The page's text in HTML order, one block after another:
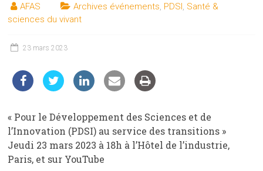
du
public
AFAS Archives événements PDSI Santé &
sciences du vivant
23 mars 2023
« Pour le Développement des Sciences et de
l’Innovation (PDSI) au service des transitions »
Jeudi 23 mars 2023 à 18h à l’Hôtel de l’industrie,
Paris, et sur YouTube